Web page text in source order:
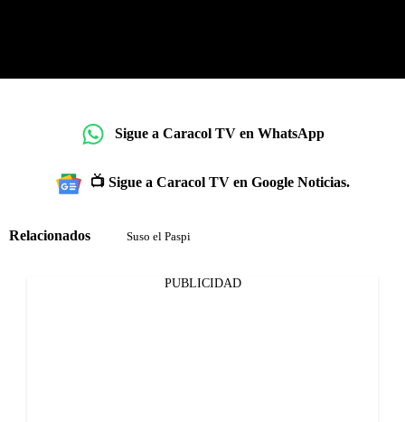
Sigue a Caracol TV en WhatsApp
📺 Sigue a Caracol TV en Google Noticias.
Relacionados Suso el Paspi
PUBLICIDAD